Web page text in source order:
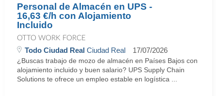
Personal de Almacén en UPS -
16,63 €/h con Alojamiento
Incluido
OTTO WORK FORCE
Todo Ciudad Real Ciudad Real 17/07/2026
¿Buscas trabajo de mozo de almacén en Países Bajos con
alojamiento incluido y buen salario? UPS Supply Chain
Solutions te ofrece un empleo estable en logística ...